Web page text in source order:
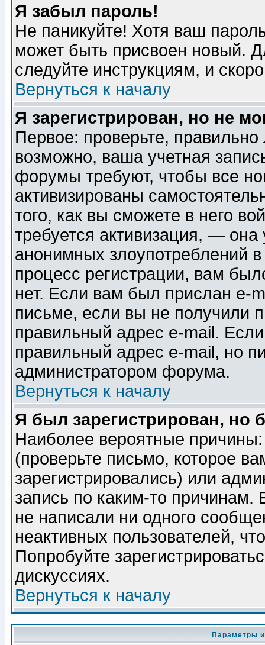
Я забыл пароль!
Не паникуйте! Хотя ваш
может быть присвоен новый.
следуйте инструкциям, и
Вернуться к началу
Я зарегистрирован, но не
Первое: проверьте,
возможно, ваша учетная
форумы требуют, чтобы все
активизированы
того, как вы сможете в него
требуется активизация, —
анонимных злоупотреблений
процесс регистрации, вам
нет. Если вам был прислан e-
письме, если вы не получили
правильный адрес e-mail.
правильный адрес e-mail, но
администратором форума.
Вернуться к началу
Я был зарегистрирован, но
Наиболее вероятные
(проверьте письмо, которое
зарегистрировались) или
запись по каким-то
не написали ни одного
неактивных пользователей,
Попробуйте
дискуссиях.
Вернуться к началу
Параметры